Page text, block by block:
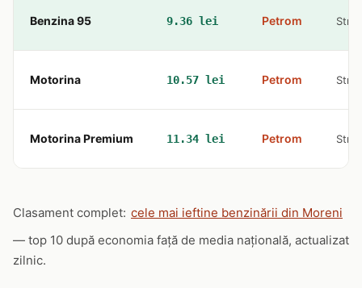
Benzina 95 9.36 lei Petrom Str.
Motorina 10.57 lei Petrom Str.
Motorina Premium 11.34 lei Petrom Str.
Clasament complet: cele mai ieftine benzinării din Moreni
— top 10 după economia față de media națională, actualizat
zilnic.